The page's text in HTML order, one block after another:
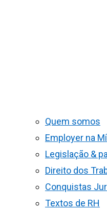
Quem somos
Employer na
Legislação &
Direito dos
Conquistas
Textos de RH